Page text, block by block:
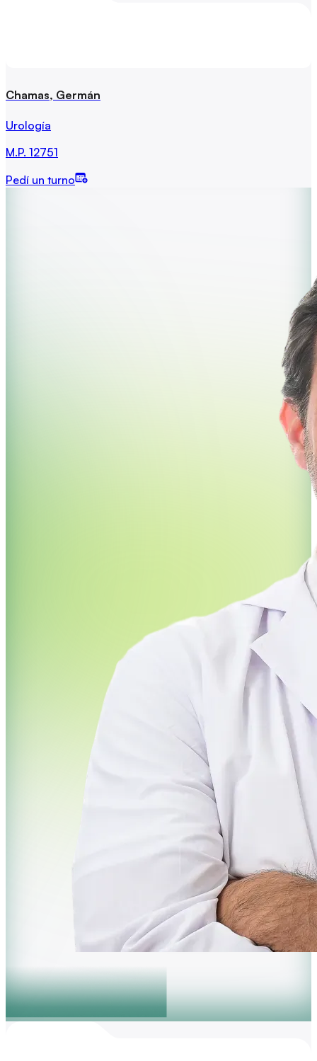
Chamas, Germán
Urología
M.P. 12751
Pedí un turno